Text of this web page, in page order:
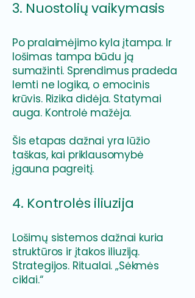
3. Nuostolių vaikymasis
Po pralaimėjimo kyla įtampa. Ir
lošimas tampa būdu ją
sumažinti. Sprendimus pradeda
lemti ne logika, o emocinis
krūvis. Rizika didėja. Statymai
auga. Kontrolė mažėja.
Šis etapas dažnai yra lūžio
taškas, kai priklausomybė
įgauna pagreitį.
4. Kontrolės iliuzija
Lošimų sistemos dažnai kuria
struktūros ir įtakos iliuziją.
Strategijos. Ritualai. „Sėkmės
ciklai.“